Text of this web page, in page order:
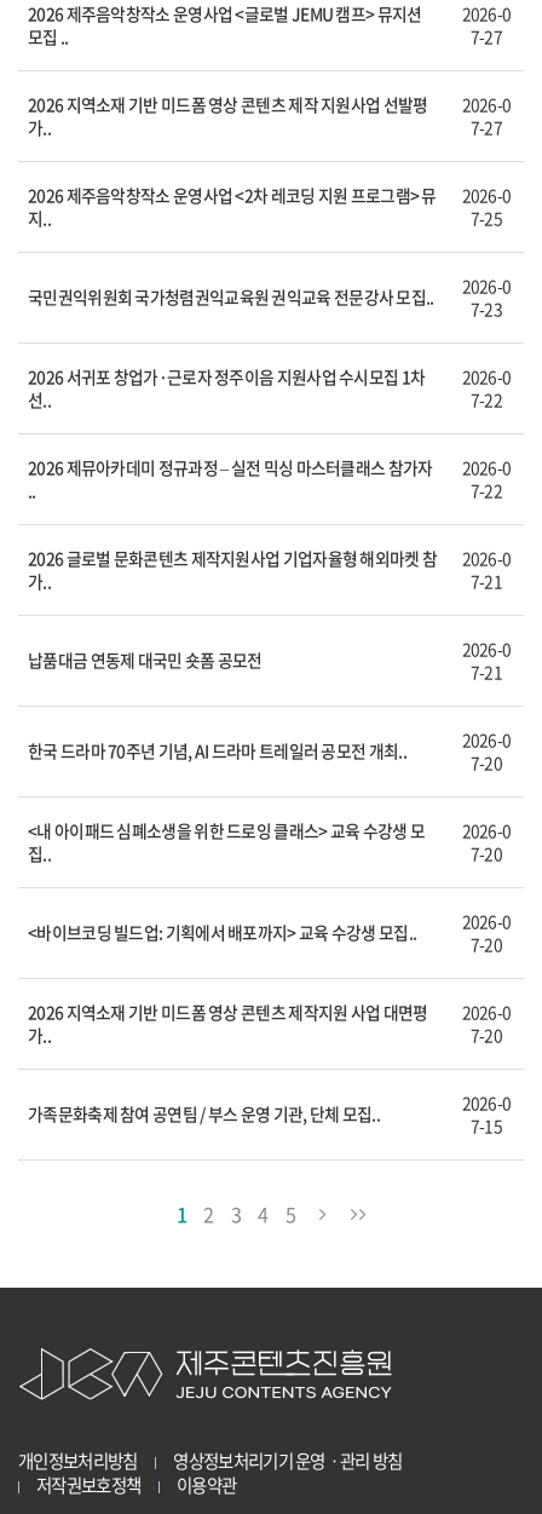
2026 제주음악창작소 운영사업 <글로벌 JEMU 캠프> 뮤지션
모집 ..
2026-0
7-27
2026 지역소재 기반 미드폼 영상 콘텐츠 제작 지원사업 선발평
가..
2026-0
7-27
2026 제주음악창작소 운영사업 <2차 레코딩 지원 프로그램> 뮤
지..
2026-0
7-25
국민권익위원회 국가청렴권익교육원 권익교육 전문강사 모집..
2026-0
7-23
2026 서귀포 창업가·근로자 정주이음 지원사업 수시모집 1차
선..
2026-0
7-22
2026 제뮤아카데미 정규과정 – 실전 믹싱 마스터클래스 참가자
..
2026-0
7-22
2026 글로벌 문화콘텐츠 제작지원사업 기업자율형 해외마켓 참
가..
2026-0
7-21
납품대금 연동제 대국민 숏폼 공모전
2026-0
7-21
한국 드라마 70주년 기념, AI 드라마 트레일러 공모전 개최..
2026-0
7-20
<내 아이패드 심폐소생을 위한 드로잉 클래스> 교육 수강생 모
집..
2026-0
7-20
<바이브코딩 빌드업: 기획에서 배포까지> 교육 수강생 모집..
2026-0
7-20
2026 지역소재 기반 미드폼 영상 콘텐츠 제작지원 사업 대면평
가..
2026-0
7-20
가족문화축제 참여 공연팀 / 부스 운영 기관, 단체 모집..
2026-0
7-15
1 2 3 4 5
개인정보처리방침
영상정보처리기기 운영ㆍ관리 방침
저작권보호정책
이용약관